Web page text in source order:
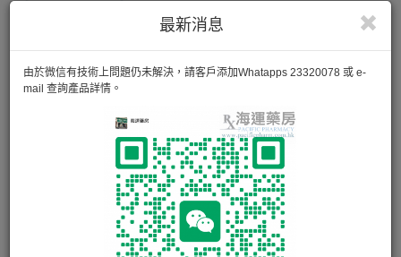
最新消息
由於微信有技術上問題仍未解決，請客戶添加Whatapps 23320078 或 e-
mail 查詢產品詳情。
ALLERGOTIN OPHTH
SOLUTION
Allergotin眼水含活性成份Cromoglicate色甘酸鈉，它是
一種抗炎. . . . . .